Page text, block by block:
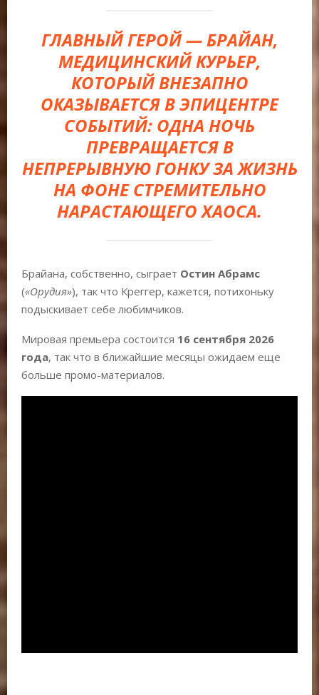
ГЛАВНЫЙ ГЕРОЙ — БРАЙАН,
МЕДИЦИНСКИЙ КУРЬЕР,
КОТОРЫЙ ВНЕЗАПНО
ОКАЗЫВАЕТСЯ В ЭПИЦЕНТРЕ
СОБЫТИЙ: ОДНА НОЧЬ
ПРЕВРАЩАЕТСЯ В
НЕПРЕРЫВНУЮ ГОНКУ ЗА ЖИЗНЬ
НА ФОНЕ СТРЕМИТЕЛЬНО
НАРАСТАЮЩЕГО ХАОСА.
Брайана, собственно, сыграет Остин Абрамс
(«Орудия»), так что Креггер, кажется, потихоньку
подыскивает себе любимчиков.
Мировая премьера состоится 16 сентября 2026
года, так что в ближайшие месяцы ожидаем еще
больше промо-материалов.